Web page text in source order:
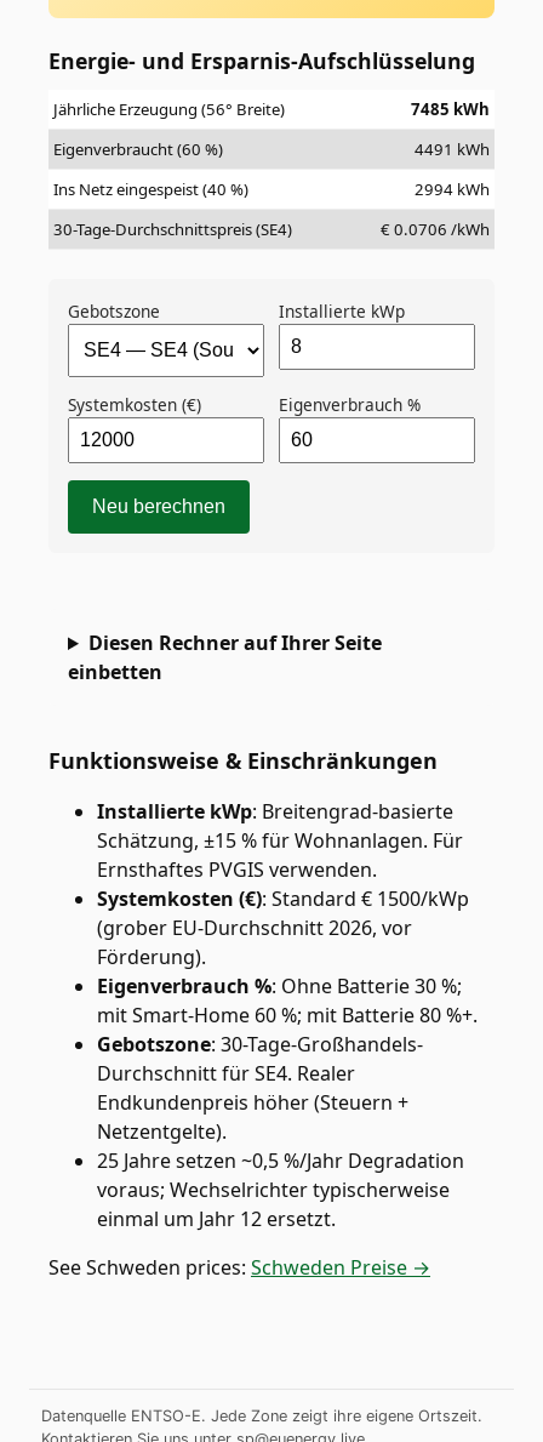
Energie- und Ersparnis-Aufschlüsselung
Jährliche Erzeugung (56° Breite) 7485 kWh
Eigenverbraucht (60 %)
4491 kWh
Ins Netz eingespeist (40 %)
2994 kWh
30-Tage-Durchschnittspreis (SE4)
€ 0.0706 /kWh
Gebotszone Installierte kWp
Systemkosten (€) Eigenverbrauch %
Neu berechnen
Diesen Rechner auf Ihrer Seite
einbetten
Funktionsweise & Einschränkungen
Installierte kWp: Breitengrad-basierte
Schätzung, ±15 % für Wohnanlagen. Für
Ernsthaftes PVGIS verwenden.
Systemkosten (€): Standard € 1500/kWp
(grober EU-Durchschnitt 2026, vor
Förderung).
Eigenverbrauch %: Ohne Batterie 30 %;
mit Smart-Home 60 %; mit Batterie 80 %+.
Gebotszone: 30-Tage-Großhandels-
Durchschnitt für SE4. Realer
Endkundenpreis höher (Steuern +
Netzentgelte).
25 Jahre setzen ~0,5 %/Jahr Degradation
voraus; Wechselrichter typischerweise
einmal um Jahr 12 ersetzt.
SeeSchweden prices: Schweden Preise →
Datenquelle ENTSO-E. Jede Zone zeigt ihre eigene Ortszeit.